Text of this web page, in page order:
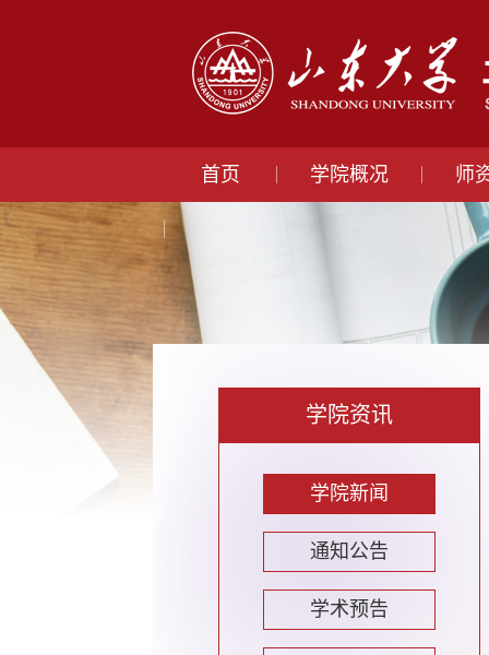
首页 学院概况 师
学院资讯
学院新闻
通知公告
学术预告